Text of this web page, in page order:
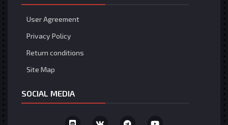
User Agreement
Privacy Policy
Return conditions
Site Map
SOCIAL MEDIA